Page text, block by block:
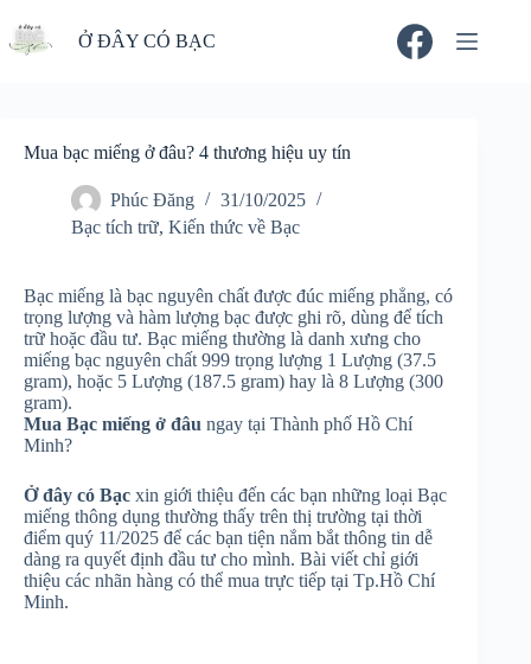
đến
phần
Ở ĐÂY CÓ BẠC
Mua bạc miếng ở đâu? 4 thương hiệu uy tín
Phúc Đăng
31/10/2025
Bạc tích trữ, Kiến thức về Bạc
Bạc miếng là bạc nguyên chất được đúc miếng phẳng, có
trọng lượng và hàm lượng bạc được ghi rõ, dùng để tích
trữ hoặc đầu tư. Bạc miếng thường là danh xưng cho
miếng bạc nguyên chất 999 trọng lượng 1 Lượng (37.5
gram), hoặc 5 Lượng (187.5 gram) hay là 8 Lượng (300
gram).
Mua Bạc miếng ở đâu ngay tại Thành phố Hồ Chí
Minh?
Ở đây có Bạc xin giới thiệu đến các bạn những loại Bạc
miếng thông dụng thường thấy trên thị trường tại thời
điểm quý 11/2025 để các bạn tiện nắm bắt thông tin dễ
dàng ra quyết định đầu tư cho mình. Bài viết chỉ giới
thiệu các nhãn hàng có thể mua trực tiếp tại Tp.Hồ Chí
Minh.